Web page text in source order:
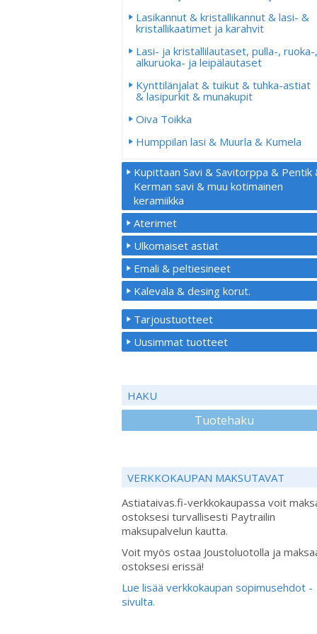
Lasikannut & kristallikannut & lasi- &
kristallikaatimet ja karahvit
Lasi- ja kristallilautaset, pulla-, ruoka-,
alkuruoka- ja leipälautaset
Kynttilänjalat & tuikut & tuhka-astiat
& lasipurkit & munakupit
Oiva Toikka
Humppilan lasi & Muurla & Kumela
Kupittaan Savi & Savitorppa & Pentik
Kerman savi & muu kotimainen
keramiikka
Aterimet
Ulkomaiset astiat
Emali & peltiesineet
Kalevala & desing korut.
Tarjoustuotteet
Uusimmat tuotteet
HAKU
Tuotehaku
VERKKOKAUPAN MAKSUTAVAT
Astiataivas.fi-verkkokaupassa voit
ostoksesi turvallisesti Paytrailin
maksupalvelun kautta.
Voit myös ostaa Joustoluotolla ja
ostoksesi erissä!
Lue lisää verkkokaupan sopimusehdot -
sivulta.